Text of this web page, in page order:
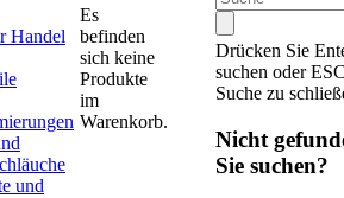
Handel
und
Es
befinden
sich keine
Produkte
im
Warenkorb.
nach:
Drücken Sie
suchen oder
Suche zu
Nicht
Sie suchen?